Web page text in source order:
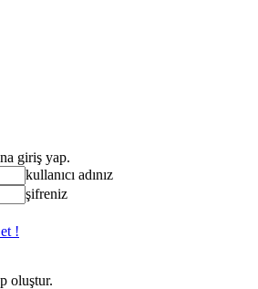
giriş yap.
kullanıcı adınız
şifreniz
!
oluştur.